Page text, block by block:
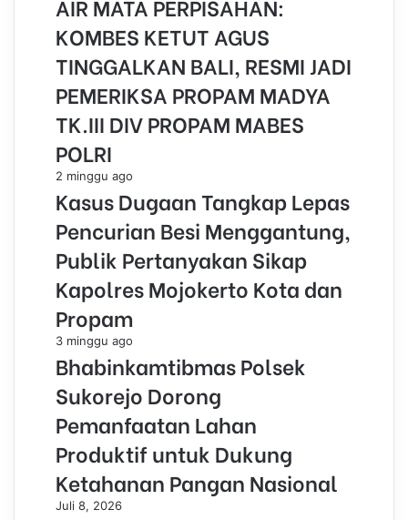
AIR MATA PERPISAHAN:
KOMBES KETUT AGUS
TINGGALKAN BALI, RESMI JADI
PEMERIKSA PROPAM MADYA
TK.III DIV PROPAM MABES
POLRI
2 minggu ago
Kasus Dugaan Tangkap Lepas
Pencurian Besi Menggantung,
Publik Pertanyakan Sikap
Kapolres Mojokerto Kota dan
Propam
3 minggu ago
Bhabinkamtibmas Polsek
Sukorejo Dorong
Pemanfaatan Lahan
Produktif untuk Dukung
Ketahanan Pangan Nasional
Juli 8, 2026